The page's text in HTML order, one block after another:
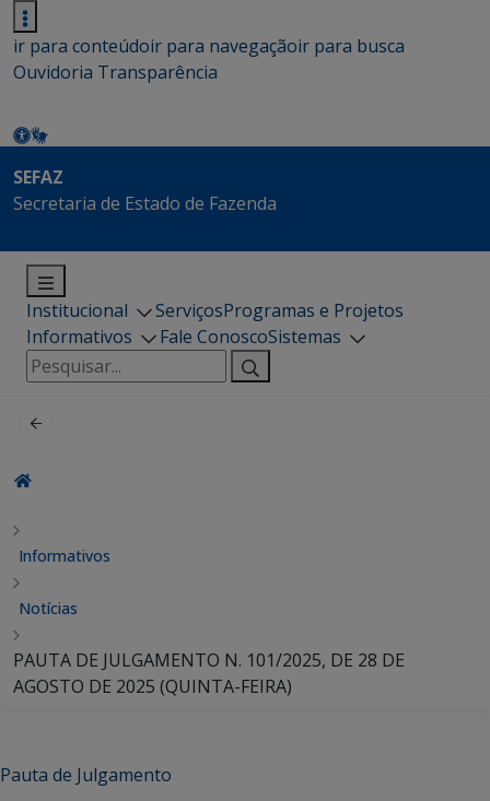
ir para conteúdoir para navegaçãoir para busca
Ouvidoria Transparência
SEFAZ
Secretaria de Estado de Fazenda
Institucional ServiçosProgramas e Projetos
Informativos
Fale ConoscoSistemas
Pesquisar
por:
Informativos
Notícias
PAUTA DE JULGAMENTO N. 101/2025, DE 28 DE
AGOSTO DE 2025 (QUINTA-FEIRA)
Pauta de Julgamento